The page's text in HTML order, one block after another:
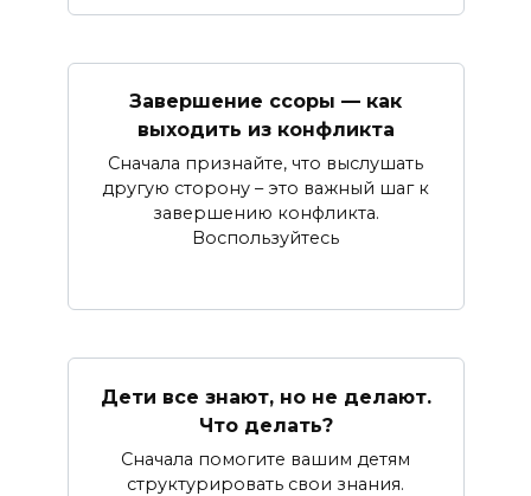
Завершение ссоры — как
выходить из конфликта
Сначала признайте, что выслушать
другую сторону – это важный шаг к
завершению конфликта.
Воспользуйтесь
Дети все знают, но не делают.
Что делать?
Сначала помогите вашим детям
структурировать свои знания.